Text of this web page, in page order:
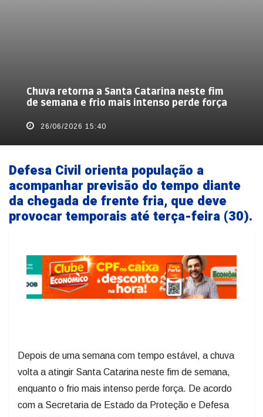
Chuva retorna a Santa Catarina neste fim
de semana e frio mais intenso perde força
26/06/2026 15:40
Defesa Civil orienta população a
acompanhar previsão do tempo diante
da chegada de frente fria, que deve
provocar temporais até terça-feira (30).
Depois de uma semana com tempo estável, a chuva
volta a atingir Santa Catarina neste fim de semana,
enquanto o frio mais intenso perde força. De acordo
com a Secretaria de Estado da Proteção e Defesa